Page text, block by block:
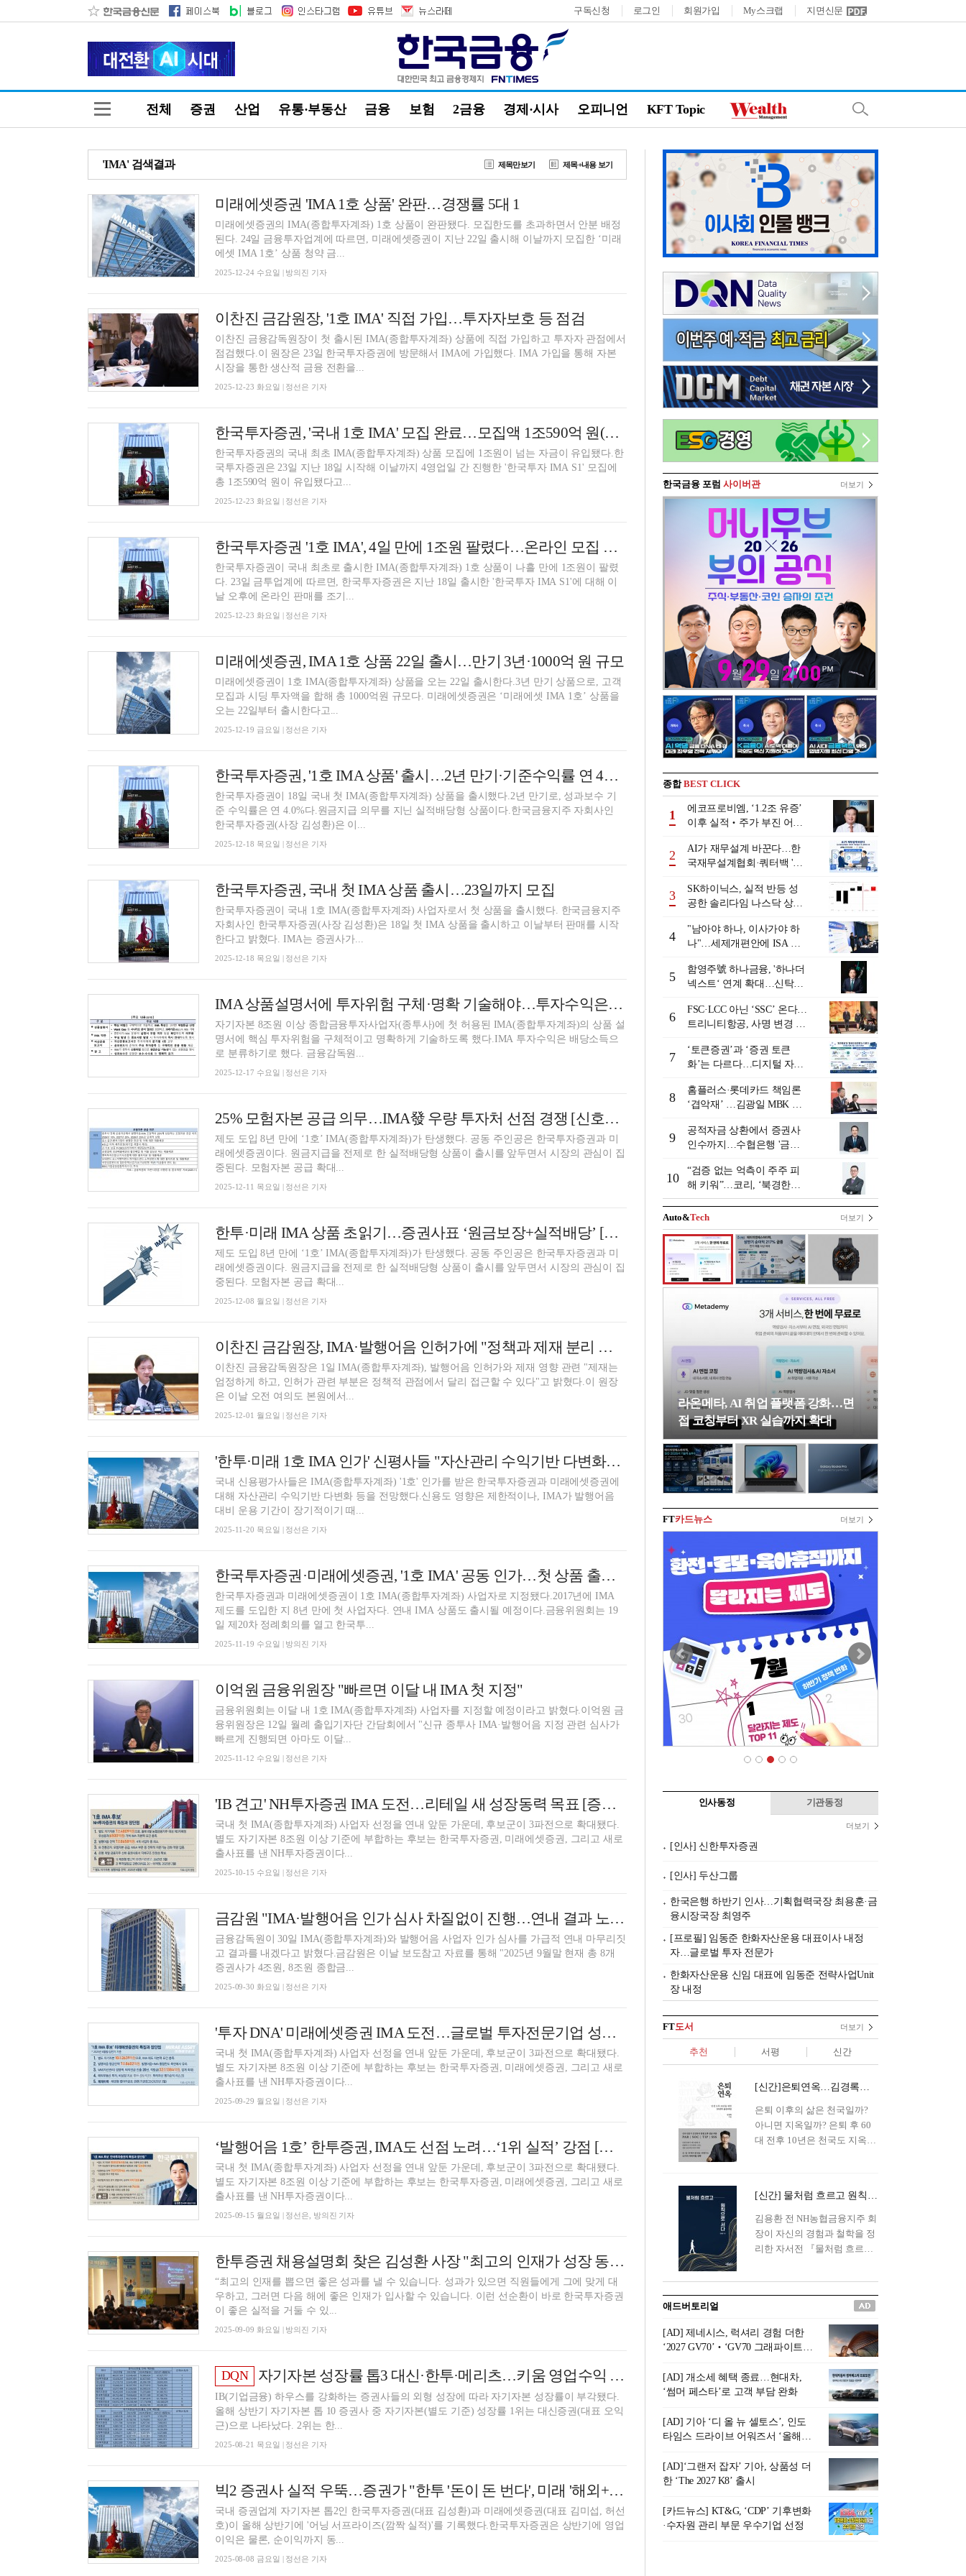
구독신청 로그인 회원가입 My스크랩 지면신문
전체 증권 산업 유통·부동산 금융 보험 2금융 경제·시사 오피니언 KFT Topic
'IMA' 검색결과 제목만보기 제목+내용 보기
미래에셋증권 'IMA 1호 상품' 완판…경쟁률 5대 1
미래에셋증권의 IMA(종합투자계좌) 1호 상품이 완판됐다. 모집한도를 초과하면서 안분 배정
된다. 24일 금융투자업계에 따르면, 미래에셋증권이 지난 22일 출시해 이날까지 모집한 ‘미래
에셋 IMA 1호’ 상품 청약 금...
2025-12-24 수요일 | 방의진 기자
이찬진 금감원장, '1호 IMA' 직접 가입…투자자보호 등 점검
이찬진 금융감독원장이 첫 출시된 IMA(종합투자계좌) 상품에 직접 가입하고 투자자 관점에서
점검했다.이 원장은 23일 한국투자증권에 방문해서 IMA에 가입했다. IMA 가입을 통해 자본
시장을 통한 생산적 금융 전환을...
2025-12-23 화요일 | 정선은 기자
한국투자증권, '국내 1호 IMA' 모집 완료…모집액 1조590억 원(종합)
한국투자증권의 국내 최초 IMA(종합투자계좌) 상품 모집에 1조원이 넘는 자금이 유입됐다.한
국투자증권은 23일 지난 18일 시작해 이날까지 4영업일 간 진행한 '한국투자 IMA S1' 모집에
총 1조590억 원이 유입됐다고...
2025-12-23 화요일 | 정선은 기자
한국투자증권 '1호 IMA', 4일 만에 1조원 팔렸다…온라인 모집 마감
한국투자증권이 국내 최초로 출시한 IMA(종합투자계좌) 1호 상품이 나흘 만에 1조원이 팔렸
다. 23일 금투업계에 따르면, 한국투자증권은 지난 18일 출시한 '한국투자 IMA S1'에 대해 이
날 오후에 온라인 판매를 조기...
2025-12-23 화요일 | 정선은 기자
미래에셋증권, IMA 1호 상품 22일 출시…만기 3년·1000억 원 규모
미래에셋증권이 1호 IMA(종합투자계좌) 상품을 오는 22일 출시한다.3년 만기 상품으로, 고객
모집과 시딩 투자액을 합해 총 1000억원 규모다. 미래에셋증권은 ‘미래에셋 IMA 1호’ 상품을
오는 22일부터 출시한다고...
2025-12-19 금요일 | 정선은 기자
한국투자증권, '1호 IMA 상품' 출시…2년 만기·기준수익률 연 4%(종합)
한국투자증권이 18일 국내 첫 IMA(종합투자계좌) 상품을 출시했다.2년 만기로, 성과보수 기
준 수익률은 연 4.0%다.원금지급 의무를 지닌 실적배당형 상품이다.한국금융지주 자회사인
한국투자증권(사장 김성환)은 이...
2025-12-18 목요일 | 정선은 기자
한국투자증권, 국내 첫 IMA 상품 출시…23일까지 모집
한국투자증권이 국내 1호 IMA(종합투자계좌) 사업자로서 첫 상품을 출시했다. 한국금융지주
자회사인 한국투자증권(사장 김성환)은 18일 첫 IMA 상품을 출시하고 이날부터 판매를 시작
한다고 밝혔다. IMA는 증권사가...
2025-12-18 목요일 | 정선은 기자
IMA 상품설명서에 투자위험 구체·명확 기술해야…투자수익은 배당소득 분류
자기자본 8조원 이상 종합금융투자사업자(종투사)에 첫 허용된 IMA(종합투자계좌)의 상품 설
명서에 핵심 투자위험을 구체적이고 명확하게 기술하도록 했다.IMA 투자수익은 배당소득으
로 분류하기로 했다. 금융감독원...
2025-12-17 수요일 | 정선은 기자
25% 모험자본 공급 의무…IMA發 우량 투자처 선점 경쟁 [신호탄 쏘는 IMA (하)]
제도 도입 8년 만에 ‘1호’ IMA(종합투자계좌)가 탄생했다. 공동 주인공은 한국투자증권과 미
래에셋증권이다. 원금지급을 전제로 한 실적배당형 상품이 출시를 앞두면서 시장의 관심이 집
중된다. 모험자본 공급 확대...
2025-12-11 목요일 | 정선은 기자
한투·미래 IMA 상품 초읽기…증권사표 ‘원금보장+실적배당’ [신호탄 쏘는 IMA (상)]
제도 도입 8년 만에 ‘1호’ IMA(종합투자계좌)가 탄생했다. 공동 주인공은 한국투자증권과 미
래에셋증권이다. 원금지급을 전제로 한 실적배당형 상품이 출시를 앞두면서 시장의 관심이 집
중된다. 모험자본 공급 확대...
2025-12-08 월요일 | 정선은 기자
이찬진 금감원장, IMA·발행어음 인허가에 "정책과 제재 분리 가능" [2025 기자간담회]
이찬진 금융감독원장은 1일 IMA(종합투자계좌), 발행어음 인허가와 제재 영향 관련 "제재는
엄정하게 하고, 인허가 관련 부분은 정책적 관점에서 달리 접근할 수 있다"고 밝혔다.이 원장
은 이날 오전 여의도 본원에서...
2025-12-01 월요일 | 정선은 기자
'한투·미래 1호 IMA 인가' 신평사들 "자산관리 수익기반 다변화…운용 역량이 성과 차별화"
국내 신용평가사들은 IMA(종합투자계좌) '1호' 인가를 받은 한국투자증권과 미래에셋증권에
대해 자산관리 수익기반 다변화 등을 전망했다.신용도 영향은 제한적이나, IMA가 발행어음
대비 운용 기간이 장기적이기 때...
2025-11-20 목요일 | 정선은 기자
한국투자증권·미래에셋증권, '1호 IMA' 공동 인가…첫 상품 출시 '눈앞'
한국투자증권과 미래에셋증권이 1호 IMA(종합투자계좌) 사업자로 지정됐다.2017년에 IMA
제도를 도입한 지 8년 만에 첫 사업자다. 연내 IMA 상품도 출시될 예정이다.금융위원회는 19
일 제20차 정례회의를 열고 한국투...
2025-11-19 수요일 | 방의진 기자
이억원 금융위원장 "빠르면 이달 내 IMA 첫 지정"
금융위원회는 이달 내 1호 IMA(종합투자계좌) 사업자를 지정할 예정이라고 밝혔다.이억원 금
융위원장은 12일 월례 출입기자단 간담회에서 "신규 종투사 IMA·발행어음 지정 관련 심사가
빠르게 진행되면 아마도 이달...
2025-11-12 수요일 | 정선은 기자
'IB 견고' NH투자증권 IMA 도전…리테일 새 성장동력 목표 [증권 3사 '1호 IMA' 도전장 ③]
국내 첫 IMA(종합투자계좌) 사업자 선정을 연내 앞둔 가운데, 후보군이 3파전으로 확대됐다.
별도 자기자본 8조원 이상 기준에 부합하는 후보는 한국투자증권, 미래에셋증권, 그리고 새로
출사표를 낸 NH투자증권이다...
2025-10-15 수요일 | 정선은 기자
금감원 "IMA·발행어음 인가 심사 차질없이 진행…연내 결과 노력"
금융감독원이 30일 IMA(종합투자계좌)와 발행어음 사업자 인가 심사를 가급적 연내 마무리짓
고 결과를 내겠다고 밝혔다.금감원은 이날 보도참고 자료를 통해 "2025년 9월말 현재 총 8개
증권사가 4조원, 8조원 종합금...
2025-09-30 화요일 | 정선은 기자
'투자 DNA' 미래에셋증권 IMA 도전…글로벌 투자전문기업 성장 페달 [증권 3사 '1호 IMA' 도전장 ②]
국내 첫 IMA(종합투자계좌) 사업자 선정을 연내 앞둔 가운데, 후보군이 3파전으로 확대됐다.
별도 자기자본 8조원 이상 기준에 부합하는 후보는 한국투자증권, 미래에셋증권, 그리고 새로
출사표를 낸 NH투자증권이다...
2025-09-29 월요일 | 정선은 기자
‘발행어음 1호’ 한투증권, IMA도 선점 노려…‘1위 실적’ 강점 [증권 3사 '1호 IMA' 도전장 ①]
국내 첫 IMA(종합투자계좌) 사업자 선정을 연내 앞둔 가운데, 후보군이 3파전으로 확대됐다.
별도 자기자본 8조원 이상 기준에 부합하는 후보는 한국투자증권, 미래에셋증권, 그리고 새로
출사표를 낸 NH투자증권이다...
2025-09-15 월요일 | 정선은, 방의진 기자
한투증권 채용설명회 찾은 김성환 사장 "최고의 인재가 성장 동력"
“최고의 인재를 뽑으면 좋은 성과를 낼 수 있습니다. 성과가 있으면 직원들에게 그에 맞게 대
우하고, 그러면 다음 해에 좋은 인재가 입사할 수 있습니다. 이런 선순환이 바로 한국투자증권
이 좋은 실적을 거둘 수 있...
2025-09-09 화요일 | 방의진 기자
DQN 자기자본 성장률 톱3 대신·한투·메리츠…키움 영업수익 고속성장 [2025 상반기 리그테이블 (3) 성장성]
IB(기업금융) 하우스를 강화하는 증권사들의 외형 성장에 따라 자기자본 성장률이 부각됐다.
올해 상반기 자기자본 톱 10 증권사 중 자기자본(별도 기준) 성장률 1위는 대신증권(대표 오익
근)으로 나타났다. 2위는 한...
2025-08-21 목요일 | 정선은 기자
빅2 증권사 실적 우뚝…증권가 "한투 '돈이 돈 번다', 미래 '해외+투자 콜라보'" [금융사 2025 상반기 실적]
국내 증권업계 자기자본 톱2인 한국투자증권(대표 김성환)과 미래에셋증권(대표 김미섭, 허선
호)이 올해 상반기에 '어닝 서프라이즈(깜짝 실적)'를 기록했다.한국투자증권은 상반기에 영업
이익은 물론, 순이익까지 동...
2025-08-08 금요일 | 정선은 기자
한국금융 포럼 사이버관 더보기
종합BEST CLICK
1
에코프로비엠, ‘1.2조 유증’
이후 실적‧주가 부진 어쩌
2
AI가 재무설계 바꾼다…한
국재무설계협회·쿼터백 '베
3
SK하이닉스, 실적 반등 성
공한 솔리다임 나스닥 상장
4
"남아야 하나, 이사가야 하
나"…세제개편안에 ISA 투
5
함영주號 하나금융, '하나더
넥스트‘ 연계 확대…신탁수
니어 비즈니스 돋보기]
6
FSC·LCC 아닌 ‘SSC’ 온다…
트리니티항공, 사명 변경 넘
7
‘토큰증권’과 ‘증권 토큰
화’는 다르다…디지털 자본
8
홈플러스·롯데카드 책임론
‘겹악재’ …김광일 MBK 부
9
공적자금 상환에서 증권사
인수까지…수협은행 '금융
행 금융그룹의 꿈①]
10
“검증 없는 억측이 주주 피
해 키워”…코리, ‘북경한미
미수채권 논란’ 정면 반박
Auto&Tech 더보기
라온메타, AI 취업 플랫폼 강화…면
접 코칭부터 XR 실습까지 확대
FT카드뉴스 더보기
인사동정 기관동정
더보기
[인사] 신한투자증권
[인사] 두산그룹
한국은행 하반기 인사…기획협력국장 최용훈·금
융시장국장 최영주
[프로필] 임동준 한화자산운용 대표이사 내정
자…글로벌 투자 전문가
한화자산운용 신임 대표에 임동준 전략사업Unit
장 내정
FT도서 더보기
추천 서평 신간
[신간]은퇴연옥…김경록의 은퇴 후 삶의 나침반
은퇴 이후의 삶은 천국일까?
아니면 지옥일까? 은퇴 후 60
대 전후 10년은 천국도 지옥도
은퇴 설계를 가이드해 온 김경
록 옵투스자산운용의 고문이
신간 『은퇴연옥』을 내놓았
다.단테는 지옥을 '모든 희망을
록 고문은 새로운 시각을 제시
0년의 과도기는 지옥이 아니라
정화와 성장의 공간인 ‘은퇴연
옥(Purgatory)’이라는 것이다.
연옥은 고통스럽지만 끝이 있
으며, 준비를 통해 천국으로 나
아갈 수 있는 희망의 장소라고
말한
[신간] 물처럼 흐르고 원칙으로 서다…김용환의 통찰을 담다
김용환 전 NH농협금융지주 회
장이 자신의 경험과 철학을 정
리한 자서전 『물처럼 흐르고
통 관료 출신으로 한국 금융의
주요 변곡점마다 중요한 역할
을 하고 금융 경영인으로서 큰
족적을 남긴 김 전 회장이 후배
세대에게 전하는 삶의 조언을
담은 인생 노트다.『물처럼 흐
르고 원칙으로 서다』는 단순
한 자서전을 넘어, 실패를 두려
워하지 않는 용기와 자신에 대
한 믿음이 어떻게 삶을 풍요롭
게 만드는지를 보여주는 지혜
의 보고로 평가된다.김용환 전
회장은 “인생의 목표가 크더라
도 조급해하지 말고 작은 것부
터 하나 하나 성취해 나가
라”고 조언한다. 뼈아픈 실패
조차 성공의 뼈대가 된다는 긍
애드버토리얼
[AD] 제네시스, 럭셔리 경험 더한
‘2027 GV70’‧‘GV70 그래파이트’
[AD] 개소세 혜택 종료…현대차,
‘썸머 페스타’로 고객 부담 완화
[AD] 기아 ‘디 올 뉴 셀토스’, 인도
타임스 드라이브 어워즈서 ‘올해의
[AD]‘그랜저 잡자’ 기아, 상품성 더
한 ‘The 2027 K8’ 출시
[카드뉴스] KT&G, ‘CDP’ 기후변화
·수자원 관리 부문 우수기업 선정